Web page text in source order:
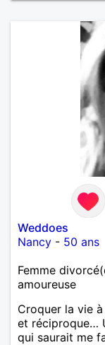
Weddoes
Nancy - 50 ans
Femme
amoureuse
Croquer la vie
et réciproque…
qui saurait me